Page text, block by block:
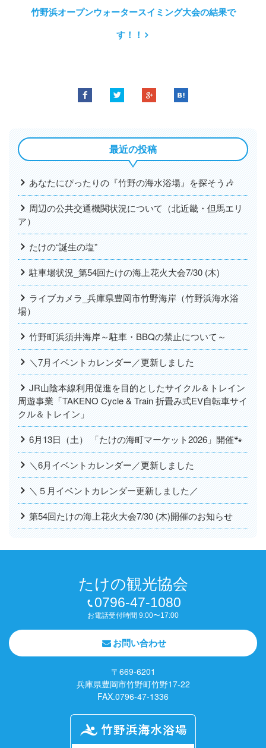
竹野浜オープンウォータースイミング大会の結果で
す！！
最近の投稿
あなたにぴったりの『竹野の海水浴場』を探そう🎶
周辺の公共交通機関状況について（北近畿・但馬エリ
ア）
たけの“誕生の塩”
駐車場状況_第54回たけの海上花火大会7/30 (木)
ライブカメラ_兵庫県豊岡市竹野海岸（竹野浜海水浴
場）
竹野町浜須井海岸～駐車・BBQの禁止について～
＼7月イベントカレンダー／更新しました
JR山陰本線利用促進を目的としたサイクル＆トレイン
周遊事業「TAKENO Cycle & Train 折畳み式EV自転車サイ
クル＆トレイン」
6月13日（土） 「たけの海町マーケット2026」開催🐾
＼6月イベントカレンダー／更新しました
＼５月イベントカレンダー更新しました／
第54回たけの海上花火大会7/30 (木)開催のお知らせ
たけの観光協会
0796-47-1080
お電話受付時間 9:00〜17:00
お問い合わせ
〒669-6201
兵庫県豊岡市竹野町竹野17-22
FAX.0796-47-1336